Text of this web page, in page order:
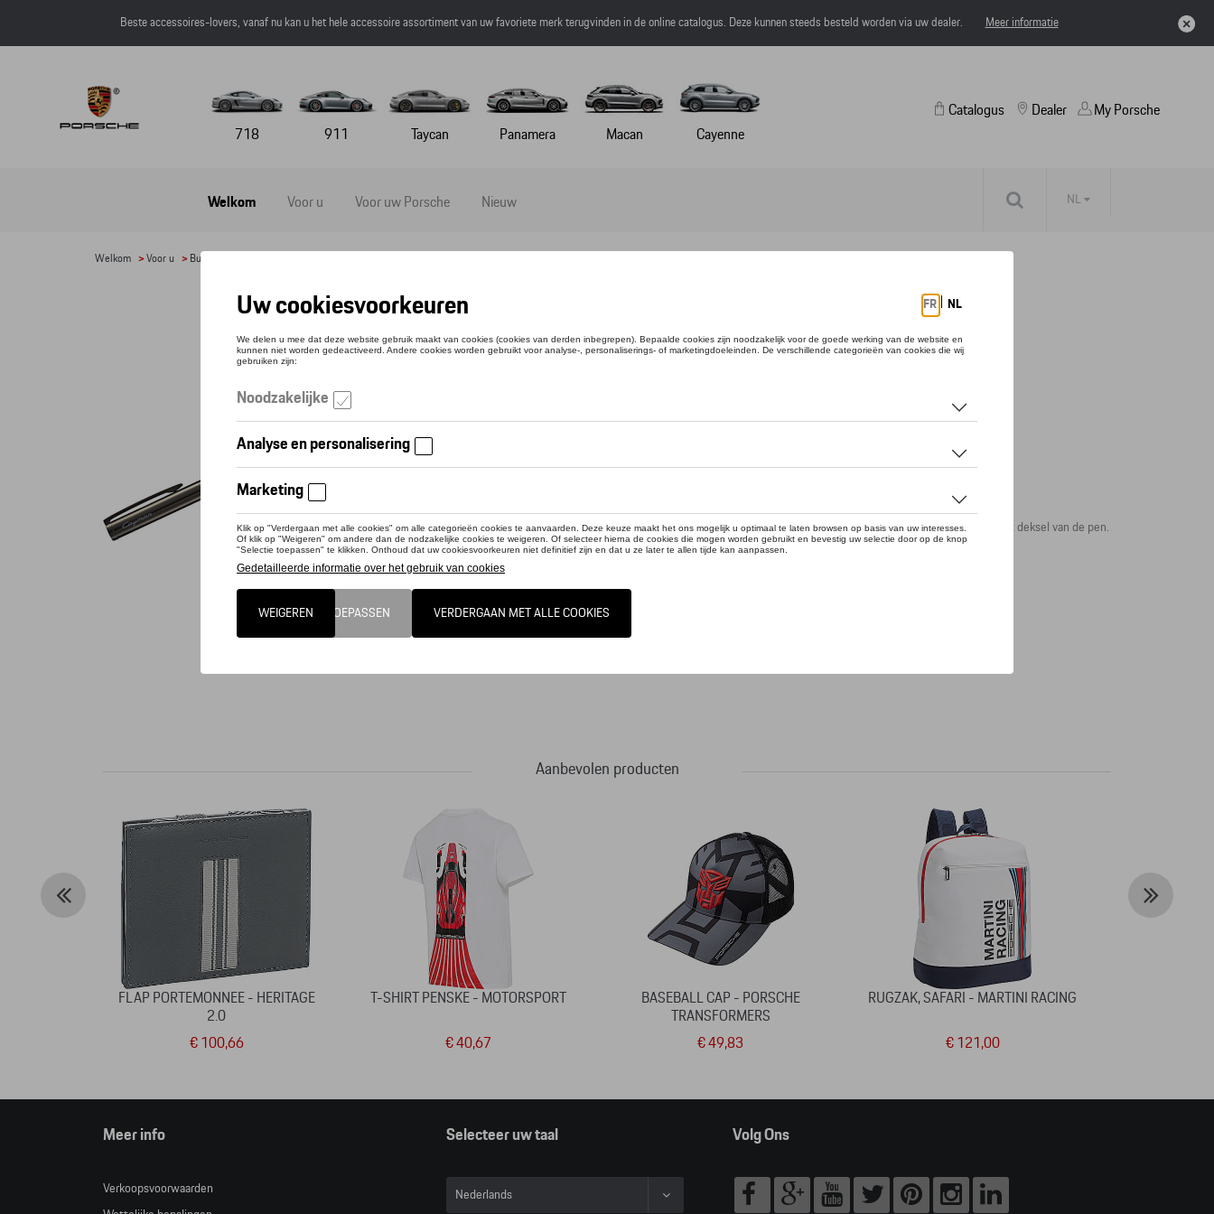
Beste accessoires-lovers, vanaf nu kan u het hele accessoire assortiment van uw favoriete merk terugvinden in de online catalogus. Deze kunnen steeds besteld worden via uw dealer. Meer informatie
718 911 Taycan Panamera Macan Cayenne
Catalogus
Welkom Voor u Voor uw Porsche Nieuw
Dealer My Porsche
NL
Welkom >Voor u > Bureau benodigdheden
BALPEN CAYMAN
Referentie: WAP0512030NCYM
Contacteer uw dealer voor beschikbaarheid
Prestaties op papier: de hoogwaardige Porsche balpen met blauwe vulling. Het Porsche-logo en de Cayman-modelnaam sieren het deksel van de pen.
Het ergonomische ontwerp zorgt ervoor dat de pen comfortabel in de hand ligt bij het schrijven.
Aanbevolen producten
FLAP PORTEMONNEE - HERITAGE
2.0
€ 100,66
T-SHIRT PENSKE - MOTORSPORT
€ 40,67
BASEBALL CAP - PORSCHE
TRANSFORMERS
€ 49,83
RUGZAK, SAFARI - MARTINI RACING
€ 121,00
Meer info
Verkoopsvoorwaarden
Selecteer uw taal
Nederlands
Volg Ons